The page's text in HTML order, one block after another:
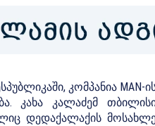
კომპანია MAN-
კახა კალაძემ
დედაქალაქის